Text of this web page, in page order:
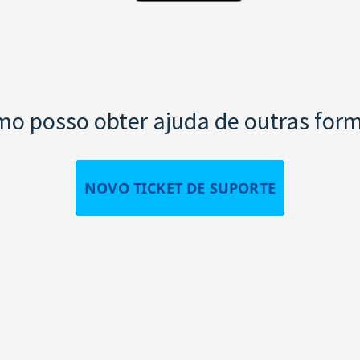
posso obter ajuda de outras
NOVO TICKET DE SUPORTE